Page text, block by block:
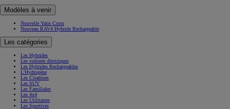
Modèles à venir
Nouvelle Yaris Cross
Nouveau RAV4 Hybride Rechargeable
Les catégories
Les Hybrides
Les voitures électriques
Les Hybrides Rechargeables
L'Hydrogène
Les Citadines
Les SUV
Les Familiales
Les 4x4
Les Utilitaires
Les Sportives